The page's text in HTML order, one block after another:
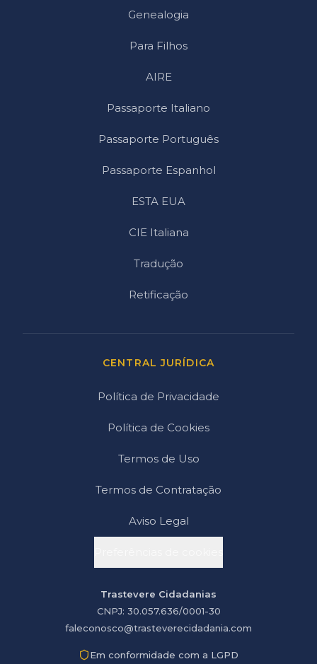
Genealogia
Para Filhos
AIRE
Passaporte Italiano
Passaporte Português
Passaporte Espanhol
ESTA EUA
CIE Italiana
Tradução
Retificação
CENTRAL JURÍDICA
Política de Privacidade
Política de Cookies
Termos de Uso
Termos de Contratação
Aviso Legal
Trastevere Cidadanias
CNPJ: 30.057.636/0001-30
faleconosco@trasteverecidadania.com
Em conformidade com a LGPD